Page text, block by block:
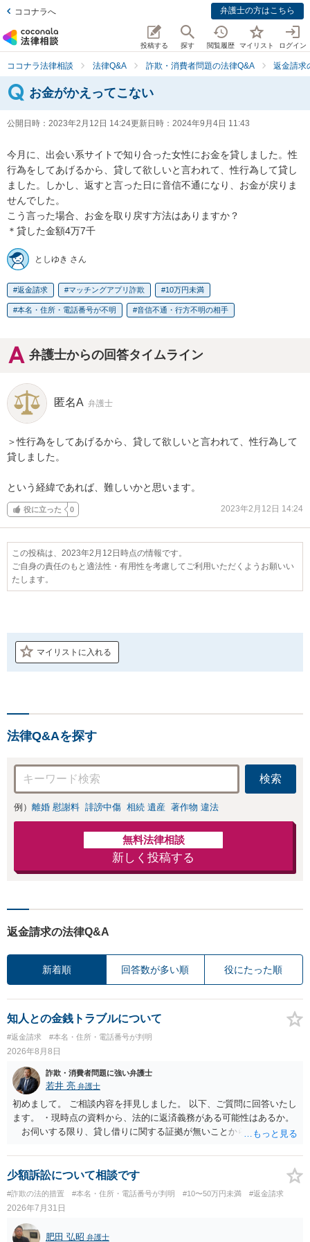
ココナラへ 弁護士の方はこちら
投稿する 探す 閲覧履歴 マイリスト ログイン
ココナラ法律相談 法律Q&A 詐欺・消費者問題の法律Q&A 返金請求
お金がかえってこない
公開日時： 2023年2月12日 14:24更新日時： 2024年9月4日 11:43
今月に、出会い系サイトで知り合った女性にお金を貸しました。性
行為をしてあげるから、貸して欲しいと言われて、性行為して貸し
ました。しかし、返すと言った日に音信不通になり、お金が戻りま
せんでした。
こう言った場合、お金を取り戻す方法はありますか？
＊貸した金額4万7千
としゆき さん
返金請求 マッチングアプリ詐欺 10万円未満
本名・住所・電話番号が不明 音信不通・行方不明の相手
弁護士からの回答タイムライン
匿名A 弁護士
＞性行為をしてあげるから、貸して欲しいと言われて、性行為して
貸しました。
という経緯であれば、難しいかと思います。
役に立った 0 2023年2月12日 14:24
この投稿は、2023年2月12日時点の情報です。
ご自身の責任のもと適法性・有用性を考慮してご利用いただくようお願いい
たします。
マイリストに入れる
法律Q&Aを探す
検索
例） 離婚 慰謝料 誹謗中傷 相続 遺産 著作物 違法
無料法律相談
新しく投稿する
返金請求の法律Q&A
新着順 回答数が多い順 役にたった順
知人との金銭トラブルについて
#返金請求 #本名・住所・電話番号が判明
2026年8月8日
詐欺・消費者問題に強い弁護士
若井 亮 弁護士
初めまして。 ご相談内容を拝見しました。 以下、ご質問に回答いたし
ます。 ・現時点の資料から、法的に返済義務がある可能性はあるか。
お伺いする限り、貸し借りに関する証拠が無いことから、相手方が
主張や現在の資料を踏まえ、今後どのように対応するのが適切か。
贈与か消費貸借かの争いにおいては、様々な圧力をかけて回収をしよ
うとするケースも散見されます。 ご自身での対応に窮するようであ
れば、代理人を立てることもご検討ください。 ・相手へ送る回答文に
ついてアドバイスをいただけるか。 具体的な回答内容については、
一般的に無料法律相談での対応外になろうかと思います。 法律事務
少額訴訟について相談です
#詐欺の法的措置 #本名・住所・電話番号が判明 #10〜50万円未満 #返金請求
2026年7月31日
肥田 弘昭 弁護士